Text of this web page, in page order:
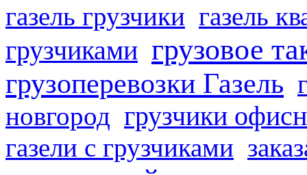
газель грузчики газель
грузчиками грузовое
грузоперевозки Газель
новгород грузчики
газели с грузчиками